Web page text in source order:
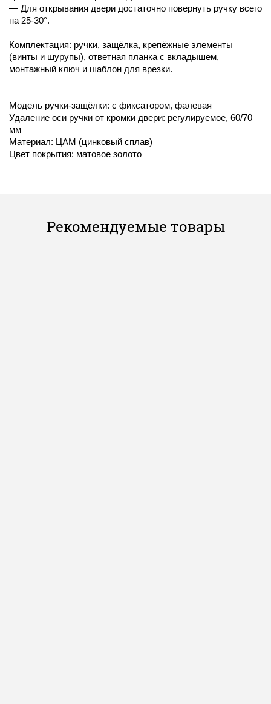
— Для открывания двери достаточно повернуть ручку всего
на 25-30°.
Комплектация: ручки, защёлка, крепёжные элементы
(винты и шурупы), ответная планка с вкладышем,
монтажный ключ и шаблон для врезки.
Модель ручки-защёлки: с фиксатором, фалевая
Удаление оси ручки от кромки двери: регулируемое, 60/70
мм
Материал: ЦАМ (цинковый сплав)
Цвет покрытия: матовое золото
Рекомендуемые товары